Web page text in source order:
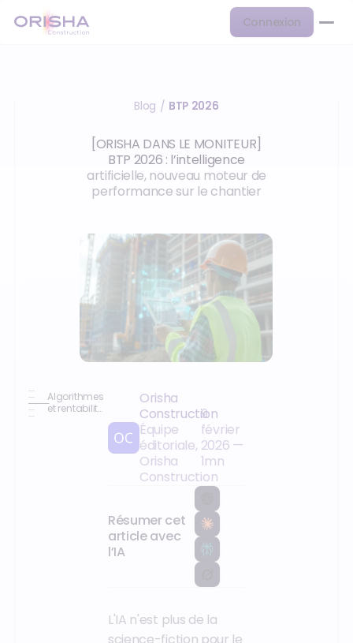
Connexion
Blog / BTP 2026
[ORISHA DANS LE MONITEUR]
BTP 2026 : l’intelligence
artificielle, nouveau moteur de
performance sur le chantier
Algorithmes
et rentabilité
Orisha
Construction
Équipe
éditoriale,
Orisha
Construction
9
février
2026 —
1mn
Résumer cet
article avec
l’IA
L'IA n'est plus de la